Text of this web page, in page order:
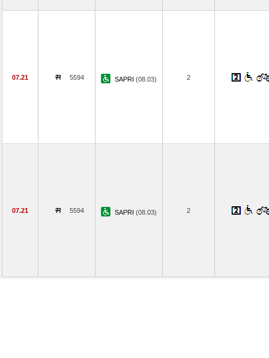
07.21 5594 SAPRI (08.03) 2
07.21 5594 SAPRI (08.03) 2